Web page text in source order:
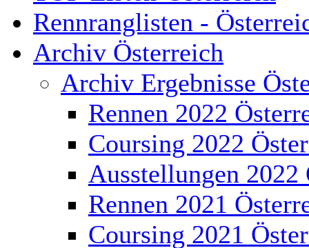
Rennranglisten -
Archiv Österreich
Archiv Ergebnisse
Rennen 2022
Coursing 2022
Ausstellungen 2022
Rennen 2021
Coursing 2021